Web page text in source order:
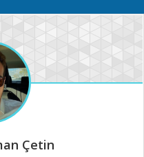
Mobil
Çetin